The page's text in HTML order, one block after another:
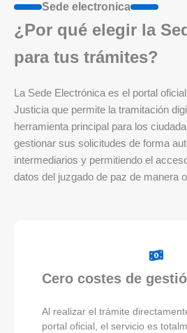
Sede electronica
¿Por qué elegir la
para tus trámites?
La Sede Electrónica es el portal
Justicia que permite la tramitación
herramienta principal para los
gestionar sus solicitudes de forma
intermediarios y permitiendo el
datos del juzgado de paz de manera
Cero costes de
Al realizar el trámite
portal oficial, el servicio es